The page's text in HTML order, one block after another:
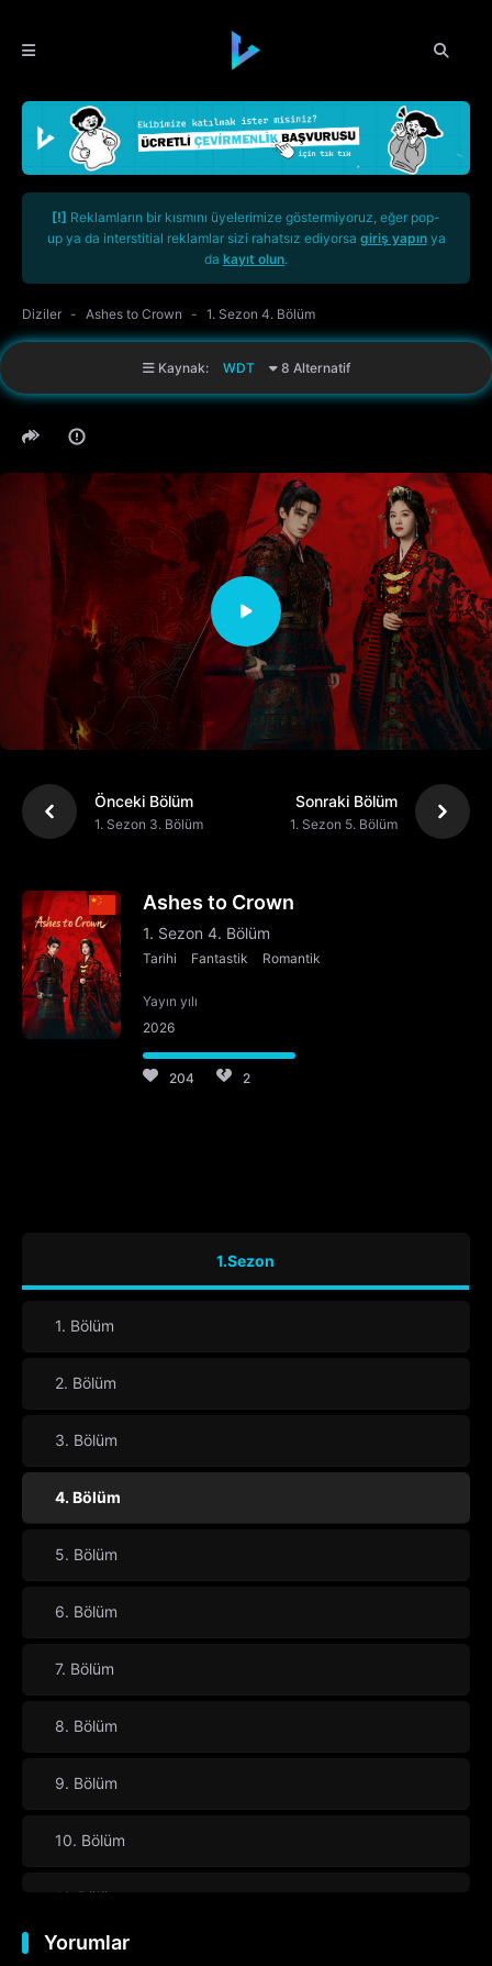
[!] Reklamların bir kısmını üyelerimize göstermiyoruz, eğer pop-
up ya da interstitial reklamlar sizi rahatsız ediyorsa giriş yapınya
da kayıt olun.
Diziler Ashes to Crown 1. Sezon 4. Bölüm
Kaynak: WDT 8 Alternatif
Önceki Bölüm
1. Sezon 3. Bölüm
Sonraki Bölüm
1. Sezon 5. Bölüm
Ashes to Crown
1. Sezon 4. Bölüm
Tarihi Fantastik Romantik
Yayın yılı
2026
204 2
1.Sezon
1. Bölüm
2. Bölüm
3. Bölüm
4. Bölüm
5. Bölüm
6. Bölüm
7. Bölüm
8. Bölüm
9. Bölüm
10. Bölüm
11. Bölüm
12. Bölüm
Yorumlar